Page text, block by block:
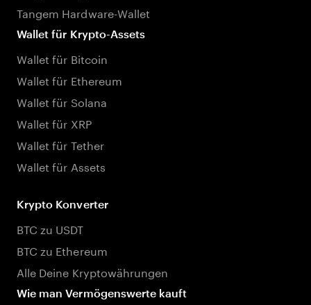
Tangem Hardware-Wallet
Wallet für Krypto-Assets
Wallet für Bitcoin
Wallet für Ethereum
Wallet für Solana
Wallet für XRP
Wallet für Tether
Wallet für Assets
Krypto Konverter
BTC zu USDT
BTC zu Ethereum
Alle Deine Kryptowährungen
Wie man Vermögenswerte kauft